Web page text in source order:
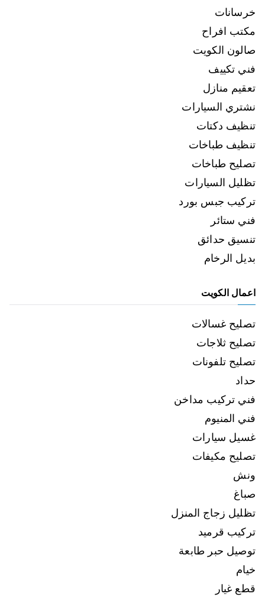
خرسانات
مكتب افراح
صالون الكويت
فني تكييف
تعقيم منازل
نشتري السيارات
تنظيف دكتات
تنظيف طباخات
تصليح طباخات
تظليل السيارات
تركيب جبس بورد
فني ستائر
تنسيق حدائق
بديل الرخام
اعمال الكويت
تصليح غسالات
تصليح ثلاجات
تصليح تلفونات
حداد
فني تركيب مداخن
فني المنيوم
غسيل سيارات
تصليح مكيفات
ونش
صباغ
تظليل زجاج المنزل
تركيب قرميد
توصيل حبر طابعة
خيام
قطع غيار